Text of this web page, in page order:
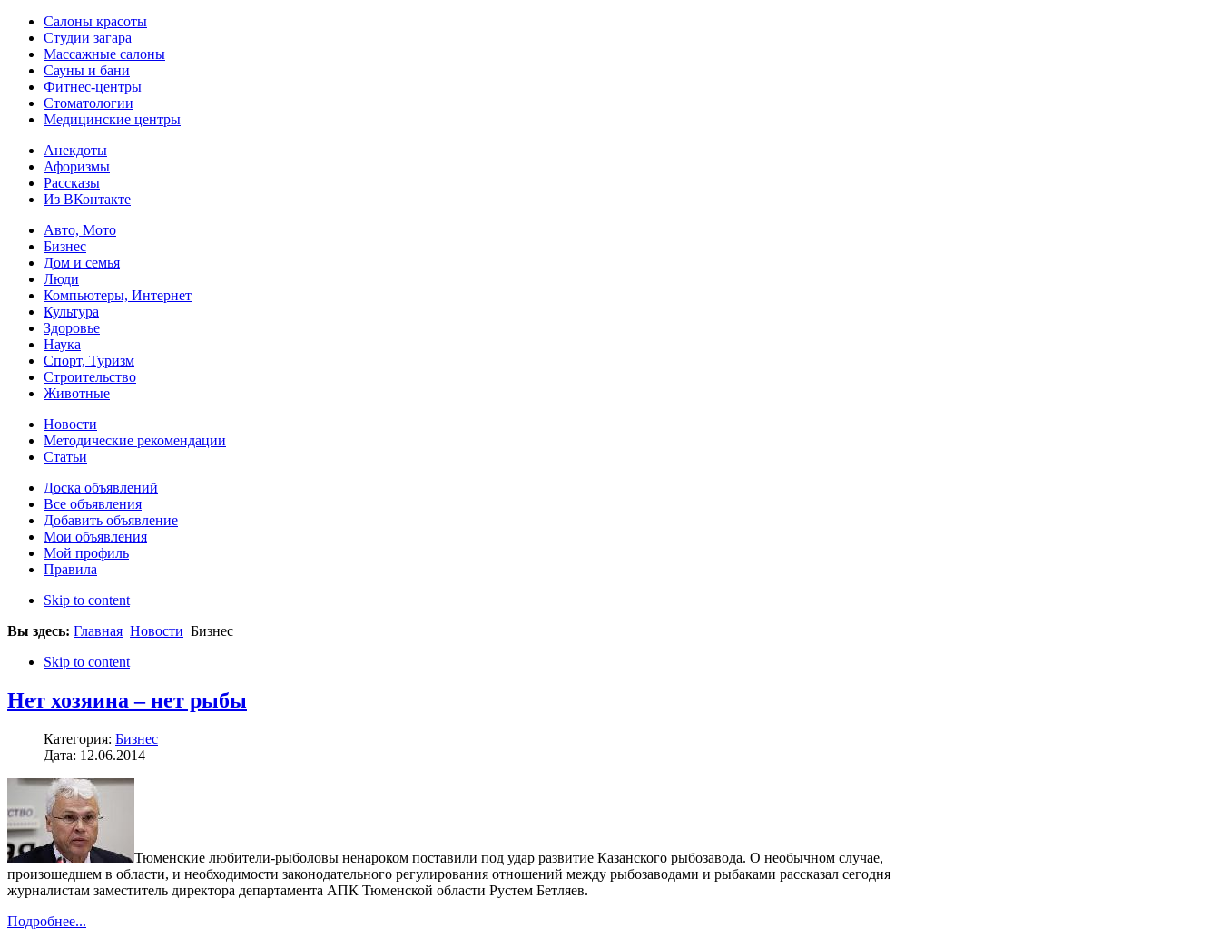
Салоны красоты
Студии загара
Массажные салоны
Сауны и бани
Фитнес-центры
Стоматологии
Медицинские центры
Анекдоты
Афоризмы
Рассказы
Из ВКонтакте
Авто, Мото
Бизнес
Дом и семья
Люди
Компьютеры, Интернет
Культура
Здоровье
Наука
Спорт, Туризм
Строительство
Животные
Новости
Методические рекомендации
Статьи
Доска объявлений
Все объявления
Добавить объявление
Мои объявления
Мой профиль
Правила
Skip to content
Вы здесь: Главная Новости Бизнес
Skip to content
Нет хозяина – нет рыбы
Категория: Бизнес
Дата: 12.06.2014
Тюменские любители-рыболовы ненароком поставили под удар развитие Казанского рыбозавода. О необычном случае,
произошедшем в области, и необходимости законодательного регулирования отношений между рыбозаводами и рыбаками рассказал сегодня
журналистам заместитель директора департамента АПК Тюменской области Рустем Бетляев.
Подробнее...